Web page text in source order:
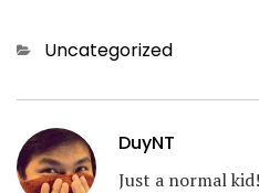
Categories
Uncategorized
DuyNT
Just a normal kid!